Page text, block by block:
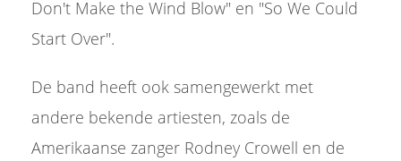
Don't Make the Wind Blow" en "So We Could
Start Over".
De band heeft ook samengewerkt met
andere bekende artiesten, zoals de
Amerikaanse zanger Rodney Crowell en de